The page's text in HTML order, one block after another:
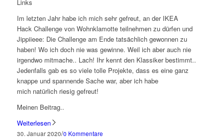
Links
Im letzten Jahr habe ich mich sehr gefreut, an der IKEA
Hack Challenge von Wohnklamotte teilnehmen zu dürfen und
Jippiieee: Die Challenge am Ende tatsächlich gewonnen zu
haben! Wo ich doch nie was gewinne. Weil ich aber auch nie
irgendwo mitmache.. Lach! Ihr kennt den Klassiker bestimmt..
Jedenfalls gab es so viele tolle Projekte, dass es eine ganz
knappe und spannende Sache war, aber ich habe
mich natürlich riesig gefreut!
Meinen Beitrag..
Weiterlesen
30. Januar 2020/0 Kommentare